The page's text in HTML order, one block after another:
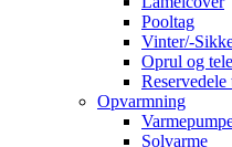
Pooltag
Vinter/-
Oprul og
Opvarmning
Solvarme